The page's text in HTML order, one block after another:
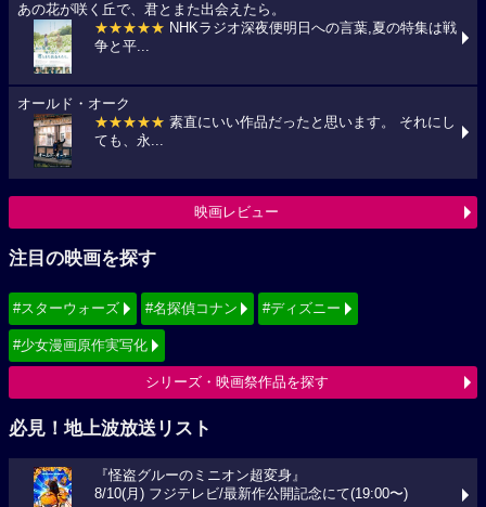
あの花が咲く丘で、君とまた出会えたら。
★★★★★ NHKラジオ深夜便明日への言葉,夏の特集は戦
争と平...
オールド・オーク
★★★★★ 素直にいい作品だったと思います。 それにし
ても、永...
映画レビュー
注目の映画を探す
#スターウォーズ #名探偵コナン #ディズニー
#少女漫画原作実写化
シリーズ・映画祭作品を探す
必見！地上波放送リスト
『怪盗グルーのミニオン超変身』
8/10(月) フジテレビ/最新作公開記念にて(19:00〜)